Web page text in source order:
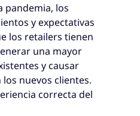
pandemia, los
y expectativas
los retailers tienen
una mayor
y causar
nuevos clientes.
correcta del